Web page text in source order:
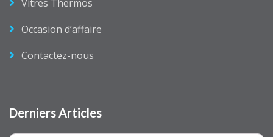
Vitres Thermos
Occasion d’affaire
Contactez-nous
Derniers Articles